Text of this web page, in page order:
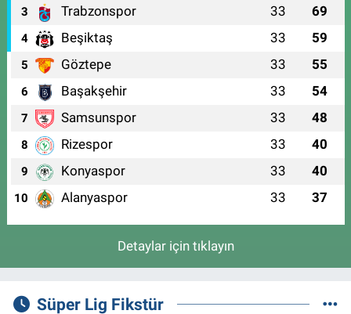
3 Trabzonspor 33 69
4 Beşiktaş 33 59
5 Göztepe 33 55
6 Başakşehir 33 54
7 Samsunspor 33 48
8 Rizespor 33 40
9 Konyaspor 33 40
10 Alanyaspor 33 37
Detaylar için tıklayın
Süper Lig Fikstür